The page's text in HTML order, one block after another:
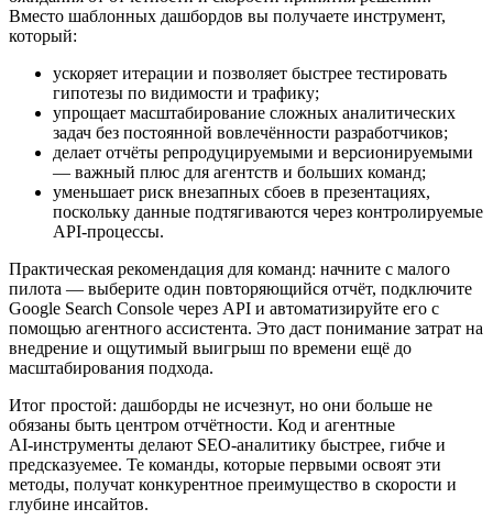
Вместо шаблонных дашбордов вы получаете инструмент,
который:
ускоряет итерации и позволяет быстрее тестировать
гипотезы по видимости и трафику;
упрощает масштабирование сложных аналитических
задач без постоянной вовлечённости разработчиков;
делает отчёты репродуцируемыми и версионируемыми
— важный плюс для агентств и больших команд;
уменьшает риск внезапных сбоев в презентациях,
поскольку данные подтягиваются через контролируемые
API‑процессы.
Практическая рекомендация для команд: начните с малого
пилота — выберите один повторяющийся отчёт, подключите
Google Search Console через API и автоматизируйте его с
помощью агентного ассистента. Это даст понимание затрат на
внедрение и ощутимый выигрыш по времени ещё до
масштабирования подхода.
Итог простой: дашборды не исчезнут, но они больше не
обязаны быть центром отчётности. Код и агентные
AI‑инструменты делают SEO‑аналитику быстрее, гибче и
предсказуемее. Те команды, которые первыми освоят эти
методы, получат конкурентное преимущество в скорости и
глубине инсайтов.